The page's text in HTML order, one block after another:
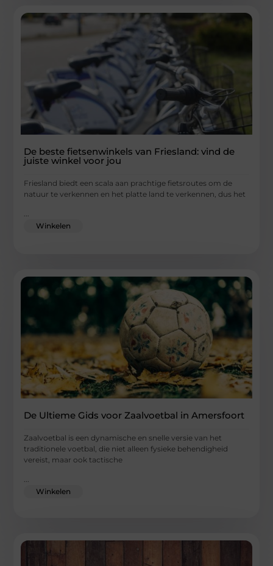
De beste fietsenwinkels van Friesland: vind de
juiste winkel voor jou
Friesland biedt een scala aan prachtige fietsroutes om de
natuur te verkennen en het platte land te verkennen, dus het
...
Winkelen
De Ultieme Gids voor Zaalvoetbal in Amersfoort
Zaalvoetbal is een dynamische en snelle versie van het
traditionele voetbal, die niet alleen fysieke behendigheid
vereist, maar ook tactische
...
Winkelen